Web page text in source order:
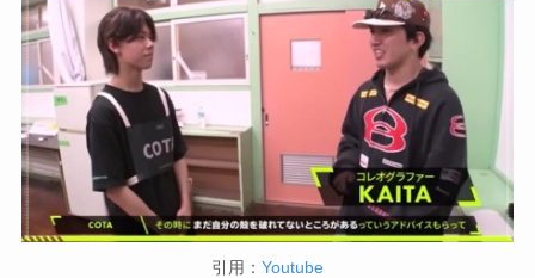
引用： Youtube